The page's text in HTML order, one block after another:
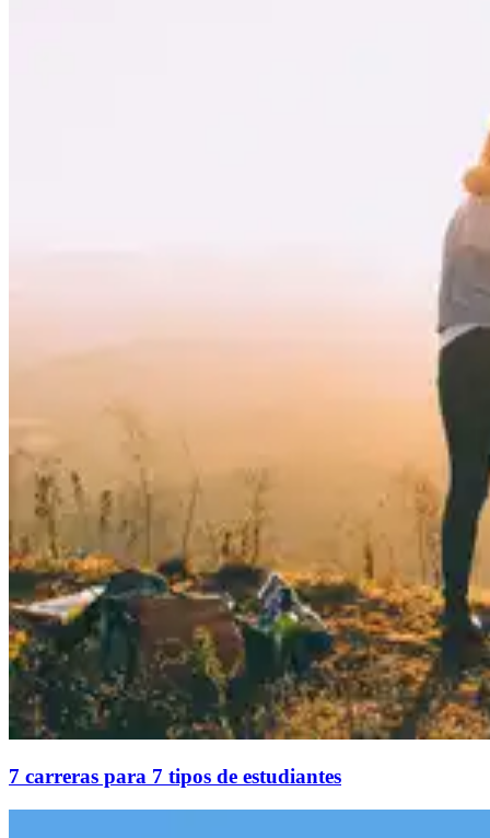
7 carreras para 7 tipos de estudiantes